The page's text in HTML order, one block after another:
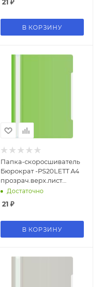
В КОРЗИНУ
Папка-скоросшиватель
Бюрократ -PS20LETT A4
прозрач.верх.лист
пластик салатовый
Достаточно
21₽
В КОРЗИНУ